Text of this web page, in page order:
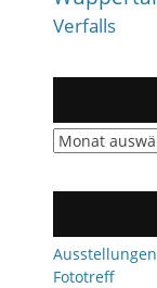
Verfalls
Archiv
Ausstellungen
Fototreff